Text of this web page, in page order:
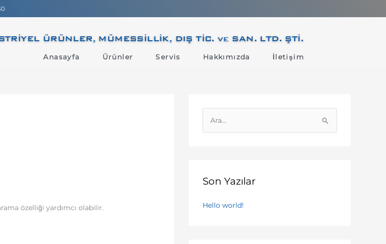
ÜRÜNLER, MÜMESSİLLİK, DIŞ TİC. ve SAN. LTD. ŞTİ.
Anasayfa Ürünler Servis Hakkımızda İletişim
özelliği yardımcı olabilir.
c
f
Son Yazılar
Hello world!